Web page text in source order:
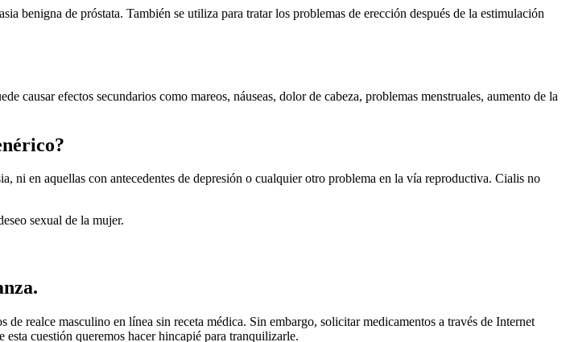
benigna de próstata. También se utiliza para tratar los problemas de erección después de la estimulación
causar efectos secundarios como mareos, náuseas, dolor de cabeza, problemas menstruales, aumento de la
ni en aquellas con antecedentes de depresión o cualquier otro problema en la vía reproductiva. Cialis no
sexual de la mujer.
realce masculino en línea sin receta médica. Sin embargo, solicitar medicamentos a través de Internet
cuestión queremos hacer hincapié para tranquilizarle.